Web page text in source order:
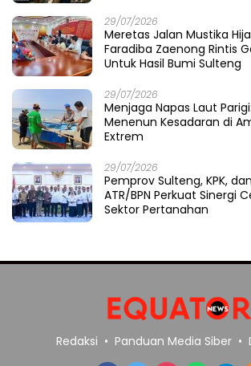
29/07/2026
Meretas Jalan Mustika
Faradiba Zaenong Rintis
Untuk Hasil Bumi Sulteng
29/07/2026
​Menjaga Napas Laut
Menenun Kesadaran di
Extrem
29/07/2026
Pemprov Sulteng, KPK,
ATR/BPN Perkuat Sinergi
Sektor Pertanahan
Redaksi Panduan Media Siber